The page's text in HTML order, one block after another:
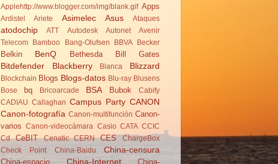
Applehttp://www.blogger.com/img/blank.gif Apps
Ardistel Ariete Asimelec Asus Ataques
atodochip ATT Autodesk Autonet
Avenir
Telecom
Bamboo Bang-Olufsen BBVA Becker
Belkin BenQ Bethesda Bill Gates
Bitdefender Blackberry Blanca Blizzard
Blockchain Blogs Blogs-datos Blu-ray Blusens
Bose
bq Brico­arcade BSA Bubok
Cabify
CADIAU Callaghan Campus Party CANON
Canon-fotografía Canon-multifunción Canon-
varios
Canon-videocámara Casio CATA CCIC
Cd
CeBIT Cenatic CERN CES
ChargeBox
Check Point
China-Baidu China-censura
China-espacio China-Internet
China-